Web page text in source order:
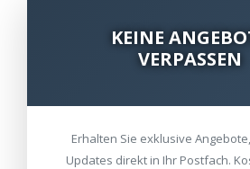
KEINE
VERPASSEN
Erhalten Sie exklusive
Updates direkt in Ihr Postfach.